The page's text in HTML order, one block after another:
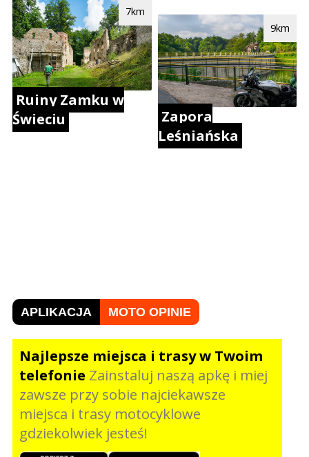
Ruiny Zamku w
Świeciu
7km
Zapora
Leśniańska
9km
APLIKACJA MOTO OPINIE
Najlepsze miejsca i trasy w Twoim
telefonie Zainstaluj naszą apkę i miej
zawsze przy sobie najciekawsze
miejsca i trasy motocyklowe
gdziekolwiek jesteś!